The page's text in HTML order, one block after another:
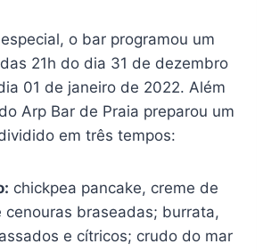
o bar programou um
21h do dia 31 de dezembro
01 de janeiro de 2022. Além
Arp Bar de Praia preparou um
em três tempos:
chickpea pancake, creme de
cenouras braseadas; burrata,
e cítricos; crudo do mar